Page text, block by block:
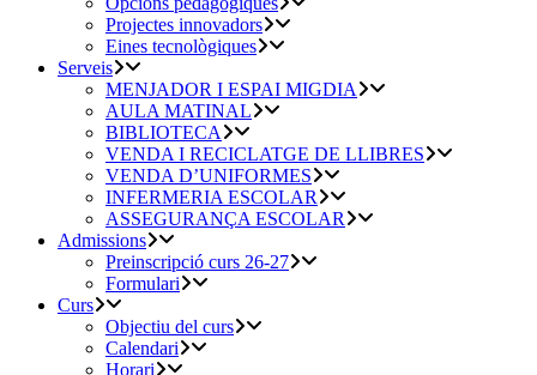
Projectes innovadors
Eines tecnològiques
Serveis
MENJADOR I ESPAI MIGDIA
AULA MATINAL
BIBLIOTECA
VENDA I RECICLATGE DE LLIBRES
VENDA D’UNIFORMES
INFERMERIA ESCOLAR
ASSEGURANÇA ESCOLAR
Admissions
Preinscripció curs 26-27
Formulari
Curs
Objectiu del curs
Calendari
Horari